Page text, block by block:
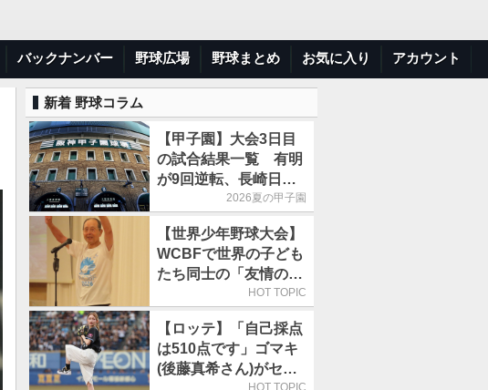
バックナンバー 野球広場 野球まとめ お気に入り アカウント
新着 野球コラム
【甲子園】大会3日目
の試合結果一覧 有明
が9回逆転、長崎日大
は15得点で大勝2026夏の甲子園
【世界少年野球大会】
WCBFで世界の子ども
たち同士の「友情の
輪」が広がる理由HOT TOPIC
【ロッテ】「自己採点
は510点です」ゴマキ
(後藤真希さん)がセレ
HOT TOPIC